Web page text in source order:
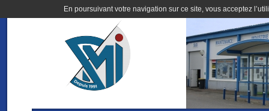
En poursuivant votre navigation sur ce site, vous acceptez